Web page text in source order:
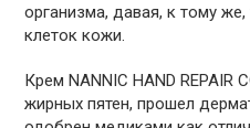
организма, давая, к тому
клеток кожи.
Крем NANNIC HAND REPAIR
жирных пятен, прошел